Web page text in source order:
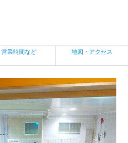
営業時間など 地図・アクセス